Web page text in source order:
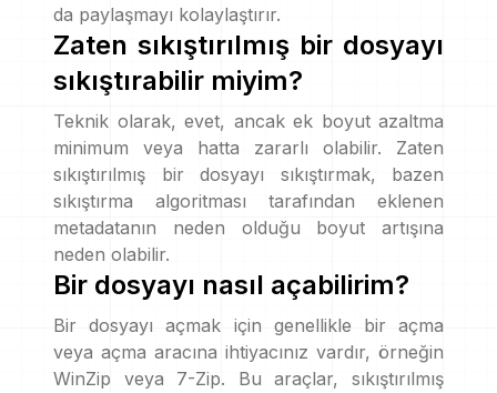
da paylaşmayı kolaylaştırır.
Zaten sıkıştırılmış bir dosyayı
sıkıştırabilir miyim?
Teknik olarak, evet, ancak ek boyut azaltma
minimum veya hatta zararlı olabilir. Zaten
sıkıştırılmış bir dosyayı sıkıştırmak, bazen
sıkıştırma algoritması tarafından eklenen
metadatanın neden olduğu boyut artışına
neden olabilir.
Bir dosyayı nasıl açabilirim?
Bir dosyayı açmak için genellikle bir açma
veya açma aracına ihtiyacınız vardır, örneğin
WinZip veya 7-Zip. Bu araçlar, sıkıştırılmış